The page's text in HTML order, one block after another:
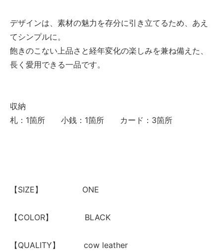
デザインは、素材の魅力を存分に引き立てるため、あえ
てシンプルに。
飽きのこない上品さと経年変化の楽しみを兼ね備えた、
長く愛用できる一品です。
収納
札：1箇所 小銭：1箇所 カード：3箇所
【SIZE】 ONE
【COLOR】 BLACK
【QUALITY】 cow leather